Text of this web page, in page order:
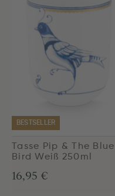
BESTSELLER
Tasse Pip & The Blue
Bird Weiß 250ml
16,95 €